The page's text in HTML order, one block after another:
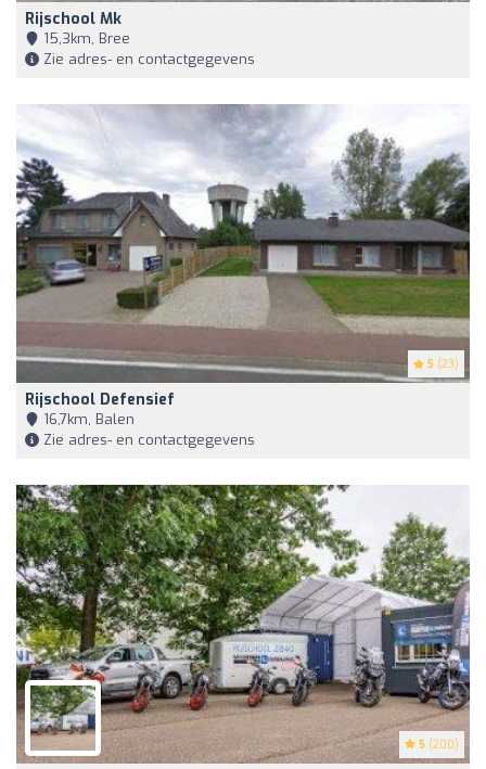
Rijschool Mk
15,3km, Bree
Zie adres- en contactgegevens
5 (23)
Rijschool Defensief
16,7km, Balen
Zie adres- en contactgegevens
5 (200)